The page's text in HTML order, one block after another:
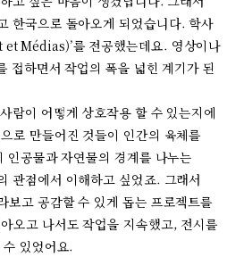
한국으로 돌아오게 되었습니다. 학사
et Médias)’를 전공했는데요. 영상이나
접하면서 작업의 폭을 넓힌 계기가 된
람이 어떻게 상호작용 할 수 있는지에
로 만들어진 것들이 인간의 육체를
인공물과 자연물의 경계를 나누는
관점에서 이해하고 싶었죠. 그래서
보고 공감할 수 있게 돕는 프로젝트를
오고 나서도 작업을 지속했고, 전시를
있었어요.